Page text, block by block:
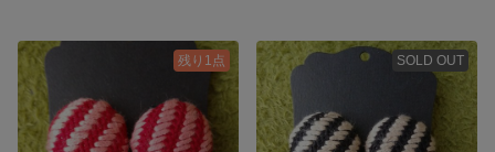
残り1点 SOLD OUT